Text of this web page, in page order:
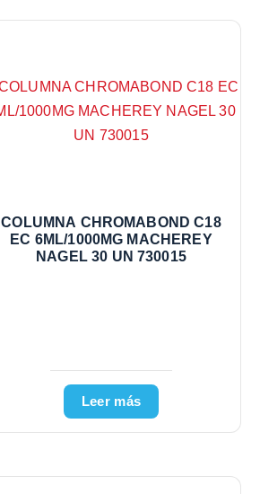
COLUMNA CHROMABOND C18
EC 6ML/1000MG MACHEREY
NAGEL 30 UN 730015
Leer más